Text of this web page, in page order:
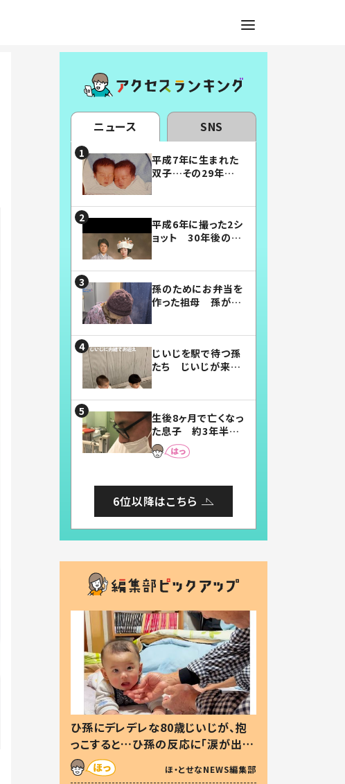
ニュース SNS
平成7年に生まれた
双子…その29年後
平成6年に撮った2シ
ョット 30年後の姿
孫のためにお弁当を
作った祖母 孫が絶
じいじを駅で待つ孫
たち じいじが来た
まらない」「幸せにな
れる」
生後8ヶ月で亡くなっ
た息子 約3年半
後、当時の妻の日記
に書いてあった本音
6位以降はこちら
ひ孫にデレデレな80歳じいじが、抱
っこすると…ひ孫の反応に「涙が出ま
した」「可愛くて仕方ない」
ほ・とせなNEWS編集部